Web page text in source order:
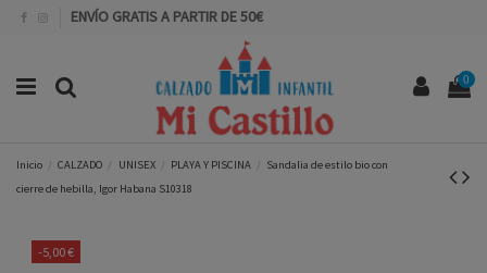
ENVÍO GRATIS A PARTIR DE 50€
0
Inicio CALZADO UNISEX PLAYA Y PISCINA
Sandalia de estilo bio con
cierre de hebilla, Igor Habana S10318
-5,00 €